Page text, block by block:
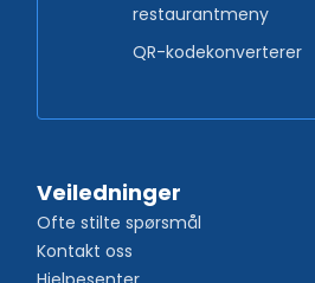
restaurantmeny
QR-kodekonverterer
Veiledninger
Ofte stilte spørsmål
Kontakt oss